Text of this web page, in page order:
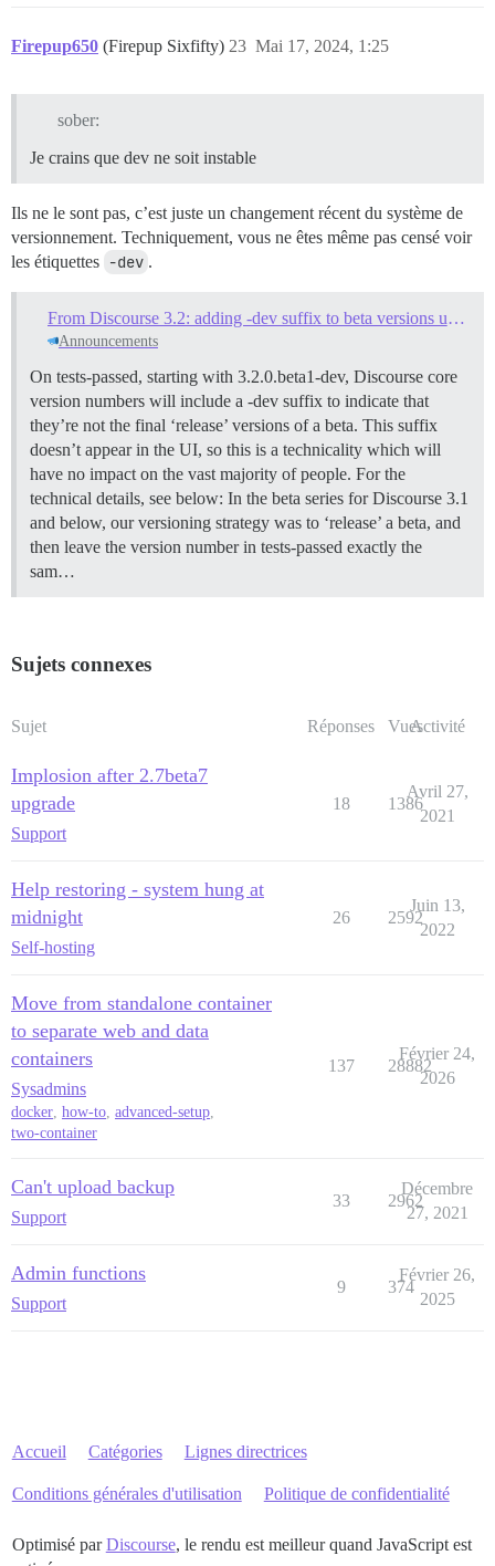
Firepup650 (Firepup Sixfifty) Mai 17, 2024, 1:25
23
sober:
Je crains que dev ne soit instable
Ils ne le sont pas, c’est juste un changement récent du système de
versionnement. Techniquement, vous ne êtes même pas censé voir
les étiquettes -dev .
From Discourse 3.2: adding -dev suffix to beta versions under active development
Announcements
On tests-passed, starting with 3.2.0.beta1-dev, Discourse core
version numbers will include a -dev suffix to indicate that
they’re not the final ‘release’ versions of a beta. This suffix
doesn’t appear in the UI, so this is a technicality which will
have no impact on the vast majority of people. For the
technical details, see below: In the beta series for Discourse 3.1
and below, our versioning strategy was to ‘release’ a beta, and
then leave the version number in tests-passed exactly the
sam…
Sujets connexes
Sujet Réponses VuesActivité
Implosion after 2.7beta7
upgrade
Support
18 1386
Avril 27,
2021
Help restoring - system hung at
midnight
Self-hosting
26 2592
Juin 13,
2022
Move from standalone container
to separate web and data
containers
Sysadmins
docker how-to advanced-setup
two-container
137 28882
Février 24,
2026
Can't upload backup
Support
33 2962
Décembre
27, 2021
Admin functions
Support
9 374
Février 26,
2025
Accueil Catégories Lignes directrices
Conditions générales d'utilisation Politique de confidentialité
Optimisé parDiscourse, le rendu est meilleur quand JavaScript est